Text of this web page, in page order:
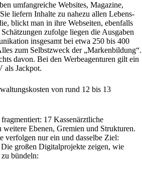
umfangreiche Websites, Magazine,
liefern Inhalte zu nahezu allen Lebens-
blickt man in ihre Webseiten, ebenfalls
zufolge liegen die Ausgaben
insgesamt bei etwa 250 bis 400
zum Selbstzweck der „Markenbildung“.
davon. Bei den Werbeagenturen gilt ein
als Jackpot.
von rund 12 bis 13
17 Kassenärztliche
Ebenen, Gremien und Strukturen.
nur ein und dasselbe Ziel:
großen Digitalprojekte zeigen, wie
bündeln: